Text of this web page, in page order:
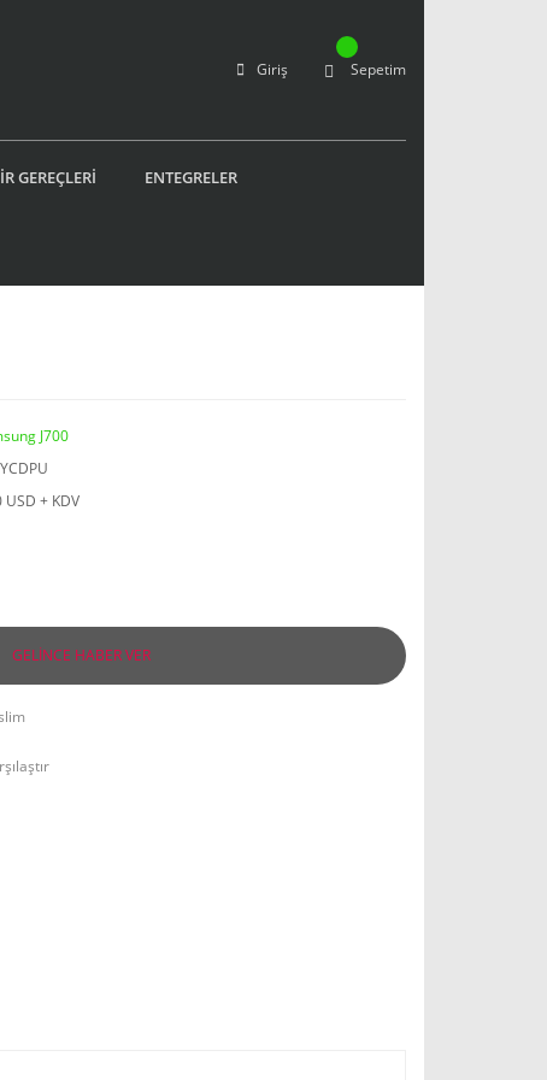
Giriş Sepetim
GEREÇLERİ ENTEGRELER
J700
USD + KDV
GELİNCE HABER VER